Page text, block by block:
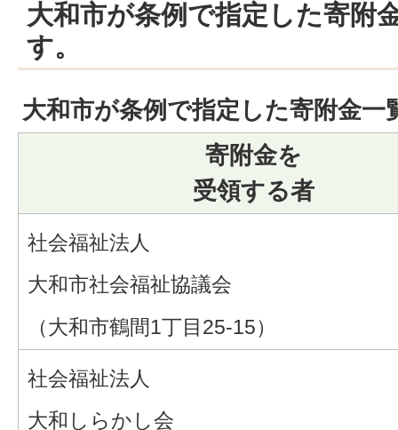
大和市が条例で指定した寄附
す。
大和市が条例で指定した寄附金一
寄附金を
受領する者
社会福祉法人
大和市社会福祉協議会
（大和市鶴間1丁目25-15）
社会福祉法人
大和しらかし会